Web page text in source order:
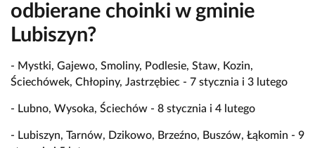
odbierane choinki w gminie
Lubiszyn?
- Mystki, Gajewo, Smoliny, Podlesie, Staw, Kozin,
Ściechówek, Chłopiny, Jastrzębiec - 7 stycznia i 3 lutego
- Lubno, Wysoka, Ściechów - 8 stycznia i 4 lutego
- Lubiszyn, Tarnów, Dzikowo, Brzeźno, Buszów, Łąkomin - 9